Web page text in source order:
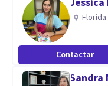
Florida
Contactar
Sandra